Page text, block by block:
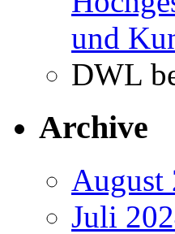
und
DWL
Archive
August
Juli